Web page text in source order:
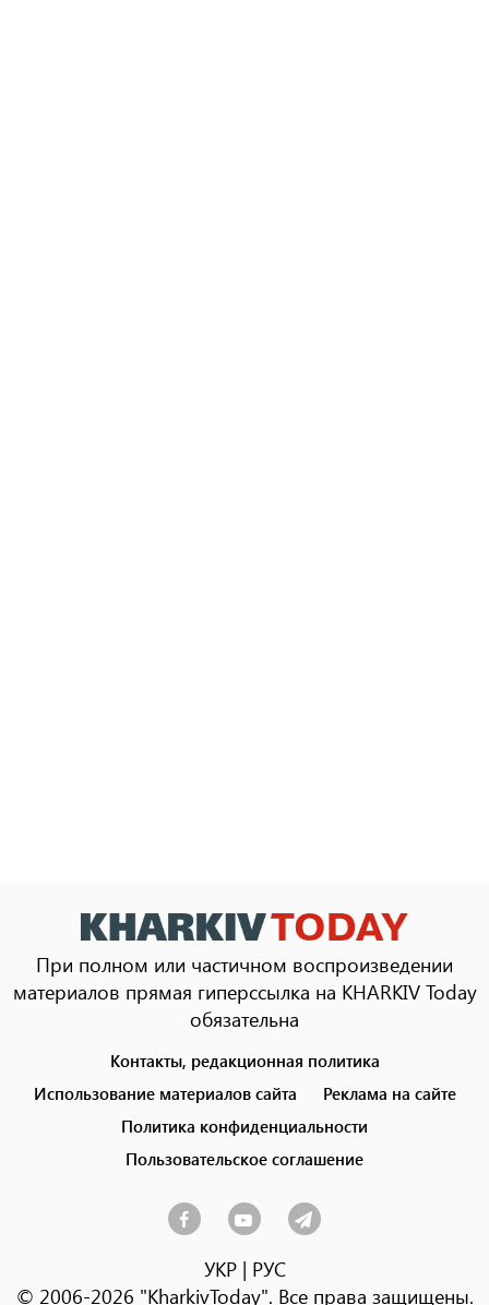
При полном или частичном воспроизведении
материалов прямая гиперссылка на KHARKIV Today
обязательна
menu
Контакты, редакционная политика
Использование материалов сайта
Реклама на сайте
Политика конфиденциальности
Пользовательское соглашение
УКР| РУС
© 2006-2026 "KharkivToday". Все права защищены.